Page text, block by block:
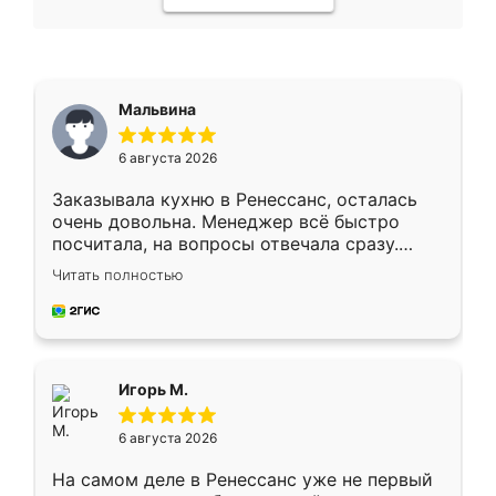
Мальвина
6 августа 2026
Заказывала кухню в Ренессанс, осталась
очень довольна. Менеджер всё быстро
посчитала, на вопросы отвечала сразу.
Замерщик приехал в субботу, подошёл к
делу со всей ответственностью. Собрали
за день, ребята работали аккуратно, даже
Читать полностью
Игорь М.
6 августа 2026
На самом деле в Ренессанс уже не первый